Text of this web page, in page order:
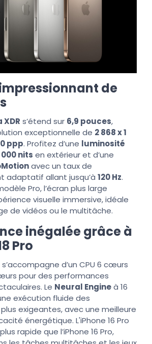
de
s’étend sur 6,9 pouces,
exceptionnelle de 2 868 x 1
ppp. Profitez d’une luminosité
nits en extérieur et d’une
avec un taux de
adaptatif allant jusqu’à 120 Hz.
Pro, l’écran plus large
visuelle immersive, idéale
de vidéos ou le multitâche.
inégalée grâce à
Pro
s’accompagne d’un CPU 6 cœurs
pour des performances
Le Neural Engineà 16
exécution fluide des
exigeantes, avec une meilleure
énergétique. L'iPhone 16 Pro
rapide que l’iPhone 16 Pro,